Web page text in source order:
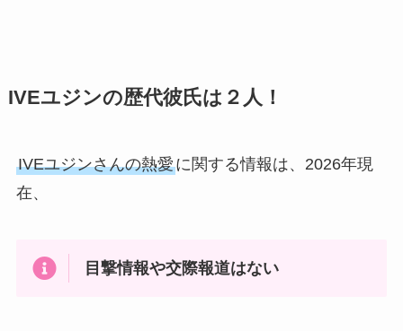
IVEユジンの歴代彼氏は２人！
IVEユジンさんの熱愛に関する情報は、2026年現
在、
目撃情報や交際報道はない